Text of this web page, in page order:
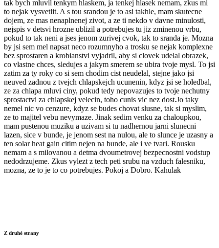
tak bych mluvil tenkym hlaskem, ja tenkej hlasek nemam, zkus mi
to nejak vysvetlit. A s tou srandou je to asi takhle, mam skutecne
dojem, ze mas nenaplnenej zivot, a ze ti nekdo v davne minulosti,
nejspis v detsvi hrozne ublizil a potrebujes tu jiz zminenou vrbu,
pokud to tak neni a jses jenom zurivej cvok, tak to sranda je. Mozna
by jsi sem mel napsat neco rozumnyho a trosku se nejak komplexne
bez sprostaren a krobianstvi vyjadril, aby si clovek udelal obrazek,
co vlastne chces, sledujes a jakym smerem se ubira tvoje mysl. To jsi
zatim za ty roky co si sem chodim cist neudelal, stejne jako jsi
neuved zadnou z tvejch chlapskejch ucunenin, kdyz jsi se holedbal,
ze za chlapa mluvi ciny, pokud tedy nepovazujes to tvoje nechutny
sprostactvi za chlapskej velecin, toho cunis vic nez dost.Jo taky
nemel nic vo cenzure, kdyz se budes chovat slusne, tak si myslim,
ze to majitel vebu nevymaze. Jinak sedim venku za chaloupkou,
mam pustenou muziku a uzivam si tu nadhernou jarni slunecni
lazen, sice v bunde, je jenom sest na nulou, ale to slunce je uzasny a
ten solar heat gain citim nejen na bunde, ale i ve tvari. Rousku
nemam a s milovanou a detma dvoumetrovej bezpecnostni vodstup
nedodrzujeme. Zkus vylezt z tech peti srubu na vzduch falesniku,
mozna, ze to je to co potrebujes. Pokoj a Dobro. Kahulak
Z druhé strany